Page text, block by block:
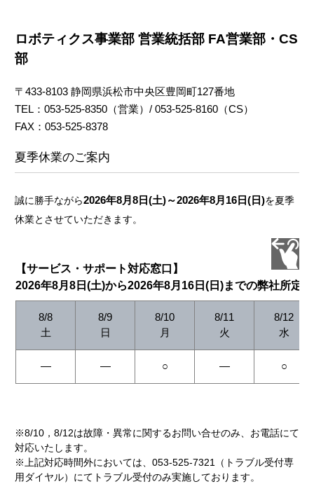
ロボティクス事業部 営業統括部 FA営業部・CS
部
〒433-8103 静岡県浜松市中央区豊岡町127番地
TEL：053-525-8350（営業）/ 053-525-8160（CS）
FAX：053-525-8378
夏季休業のご案内
誠に勝手ながら2026年8月8日(土)～2026年8月16日(日)を夏季
休業とさせていただきます。
【サービス・サポート対応窓口】
2026年8月8日(土)から2026年8月16日(日)までの弊社所定
8/8
土
8/9
日
8/10
月
8/11
火
8/12
水
― ― ○ ― ○
※8/10，8/12は故障・異常に関するお問い合せのみ、お電話にて
対応いたします。
※上記対応時間外においては、053-525-7321（トラブル受付専
用ダイヤル）にてトラブル受付のみ実施しております。